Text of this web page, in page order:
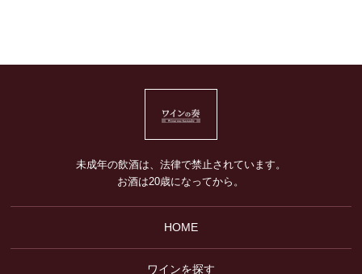
未成年の飲酒は、法律で禁止されています。
お酒は20歳になってから。
HOME
ワインを探す